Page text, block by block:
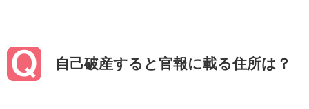
自己破産すると官報に載る住所は？